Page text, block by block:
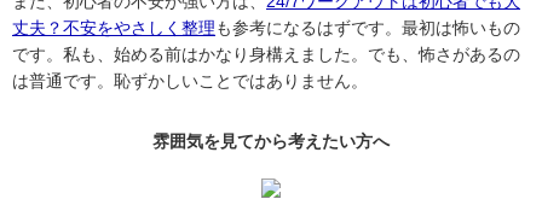
丈夫？不安をやさしく整理も参考になるはずです。最初は怖いもの
です。私も、始める前はかなり身構えました。でも、怖さがあるの
は普通です。恥ずかしいことではありません。
雰囲気を見てから考えたい方へ